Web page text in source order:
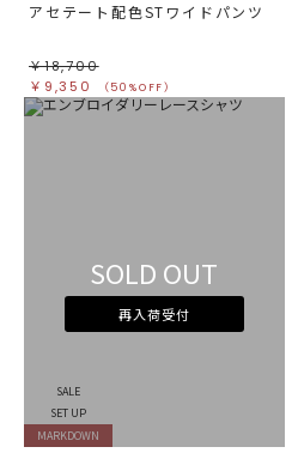
アセテート配色STワイドパンツ
￥18,700
￥9,350
（50%OFF）
SOLD OUT
再入荷受付
SALE
SET UP
MARKDOWN